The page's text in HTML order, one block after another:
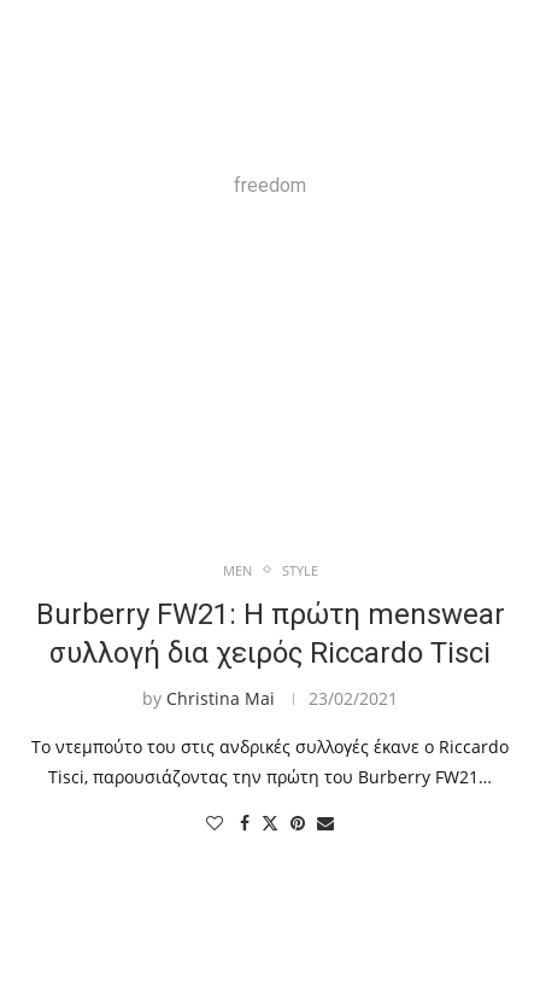
freedom
MEN STYLE
Burberry FW21: Η πρώτη menswear
συλλογή δια χειρός Riccardo Tisci
by Christina Mai 23/02/2021
Το ντεμπούτο του στις ανδρικές συλλογές έκανε ο Riccardo
Tisci, παρουσιάζοντας την πρώτη του Burberry FW21…